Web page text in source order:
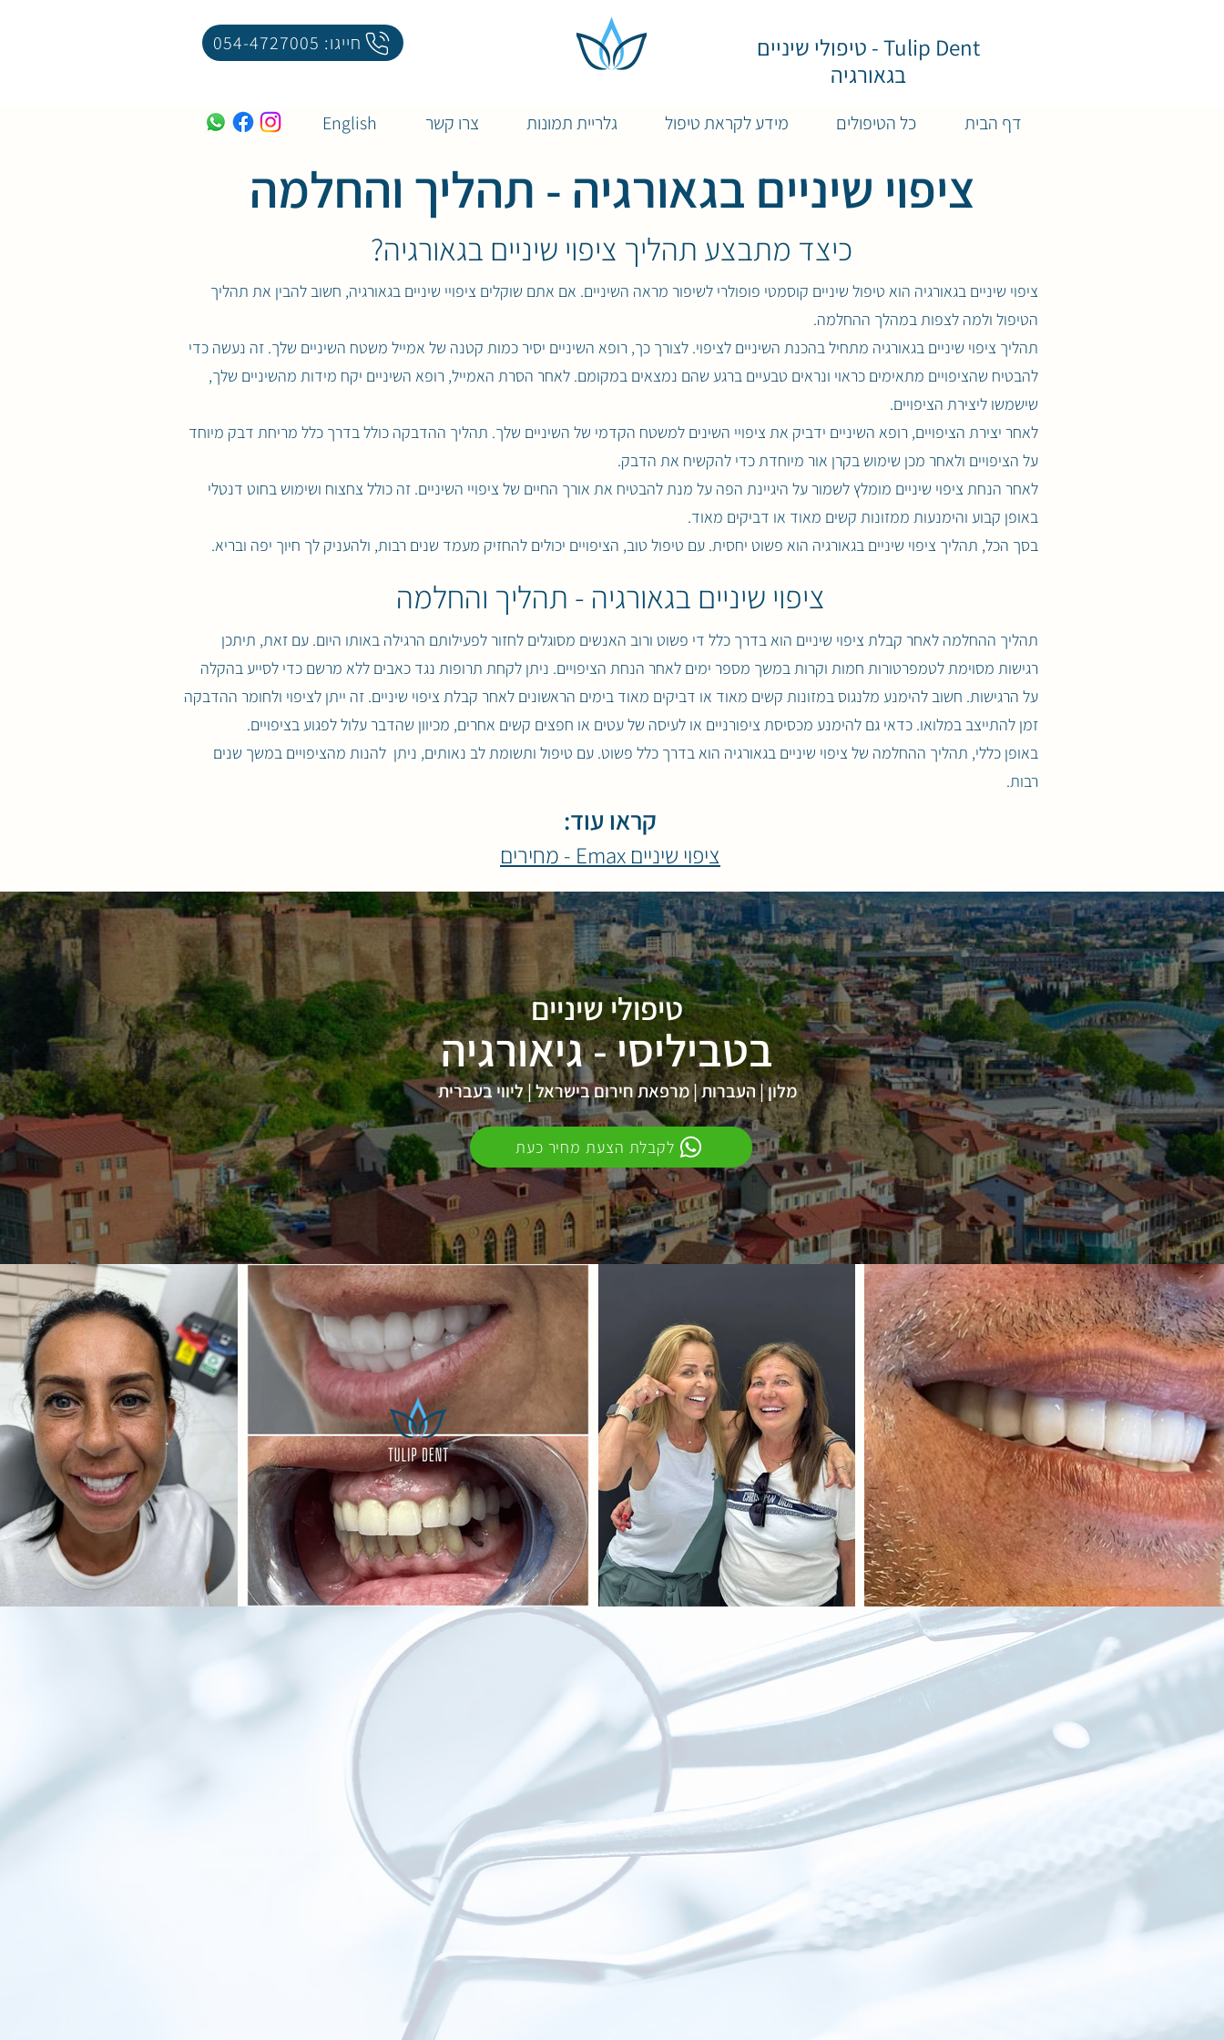
חייגו: 054-4727005
Tulip Dent - טיפולי שיניים
בגאורגיה
דף הבית כל הטיפולים מידע לקראת טיפול גלריית תמונות צרו קשר English
ציפוי שיניים בגאורגיה - תהליך והחלמה
כיצד מתבצע תהליך ציפוי שיניים בגאורגיה?
ציפוי שיניים בגאורגיה הוא טיפול שיניים קוסמטי פופולרי לשיפור מראה השיניים. אם אתם שוקלים ציפויי שיניים בגאורגיה, חשוב להבין את תהליך
הטיפול ולמה לצפות במהלך ההחלמה.
תהליך ציפוי שיניים בגאורגיה מתחיל בהכנת השיניים לציפוי. לצורך כך, רופא השיניים יסיר כמות קטנה של אמייל משטח השיניים שלך. זה נעשה כדי
להבטיח שהציפויים מתאימים כראוי ונראים טבעיים ברגע שהם נמצאים במקומם. לאחר הסרת האמייל, רופא השיניים יקח מידות מהשיניים שלך,
שישמשו ליצירת הציפויים.
לאחר יצירת הציפויים, רופא השיניים ידביק את ציפויי השינים למשטח הקדמי של השיניים שלך. תהליך ההדבקה כולל בדרך כלל מריחת דבק מיוחד
על הציפויים ולאחר מכן שימוש בקרן אור מיוחדת כדי להקשיח את הדבק.
לאחר הנחת ציפוי שיניים מומלץ לשמור על היגיינת הפה על מנת להבטיח את אורך החיים של ציפויי השיניים. זה כולל צחצוח ושימוש בחוט דנטלי
באופן קבוע והימנעות ממזונות קשים מאוד או דביקים מאוד.
בסך הכל, תהליך ציפוי שיניים בגאורגיה הוא פשוט יחסית. עם טיפול טוב, הציפויים יכולים להחזיק מעמד שנים רבות, ולהעניק לך חיוך יפה ובריא.
ציפוי שיניים בגאורגיה - תהליך והחלמה
תהליך ההחלמה לאחר קבלת ציפוי שיניים הוא בדרך כלל די פשוט ורוב האנשים מסוגלים לחזור לפעילותם הרגילה באותו היום. עם זאת, תיתכן
רגישות מסוימת לטמפרטורות חמות וקרות במשך מספר ימים לאחר הנחת הציפויים. ניתן לקחת תרופות נגד כאבים ללא מרשם כדי לסייע בהקלה
על הרגישות. חשוב להימנע מלנגוס במזונות קשים מאוד או דביקים מאוד בימים הראשונים לאחר קבלת ציפוי שיניים. זה ייתן לציפוי ולחומר ההדבקה
זמן להתייצב במלואו. כדאי גם להימנע מכסיסת ציפורניים או לעיסה של עטים או חפצים קשים אחרים, מכיוון שהדבר עלול לפגוע בציפויים.
באופן כללי, תהליך ההחלמה של ציפוי שיניים בגאורגיה הוא בדרך כלל פשוט. עם טיפול ותשומת לב נאותים, ניתן להנות מהציפויים במשך שנים
רבות.
קראו עוד:
ציפוי שיניים Emax - מחירים
טיפולי שיניים
בטביליסי - גיאורגיה
מלון | העברות | מרפאת חירום בישראל | ליווי בעברית
לקבלת הצעת מחיר כעת